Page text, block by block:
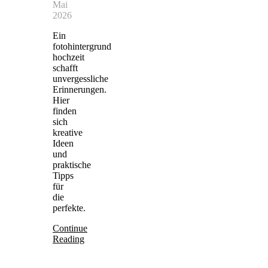
Mai
2026
Ein
fotohintergrund
hochzeit
schafft
unvergessliche
Erinnerungen.
Hier
finden
sich
kreative
Ideen
und
praktische
Tipps
für
die
perfekte.
Continue
Reading